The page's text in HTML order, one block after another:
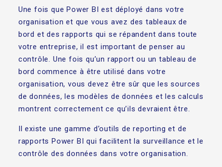
Une fois que Power BI est déployé dans votre
organisation et que vous avez des tableaux de
bord et des rapports qui se répandent dans toute
votre entreprise, il est important de penser au
contrôle. Une fois qu’un rapport ou un tableau de
bord commence à être utilisé dans votre
organisation, vous devez être sûr que les sources
de données, les modèles de données et les calculs
montrent correctement ce qu’ils devraient être.
Il existe une gamme d’outils de reporting et de
rapports Power BI qui facilitent la surveillance et le
contrôle des données dans votre organisation.